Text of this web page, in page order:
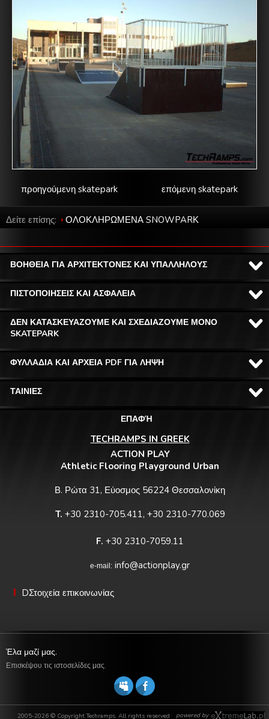
επόμενη skatepark
προηγούμενη skatepark
Δείτε επίσης: ΟΛΟΚΛΗΡΩΜΕΝΑ SNOWPARΚ
ΒΟΗΘΕΙΑ ΓΙΑ ΑΡΧΙΤΕΚΤΟΝΕΣ ΚΑΙ ΥΠΑΛΛΗΛΟΥΣ
ΠΙΣΤΟΠΟΙΗΣΕΙΣ ΚΑΙ ΑΣΦΑΛΕΙΑ
ΔΕΝ ΚΑΤΑΣΚΕΥΑΖΟΥΜΕ ΚΑΙ ΣΧΕΔΙΑΖΟΥΜΕ ΜΟΝΟ
SKATEPARK
ΦΥΛΛΑΔΙΑ ΚΑΙ ΑΡΧΕΙΑ PDF ΓΙΑ ΛΗΨΗ
ΤΑΙΝΙΕΣ
ΕΠΑΦΉ
TECHRAMPS IN GREEK
ACTION PLAY
Athletic Flooring Playground Urban
Β. Ρώτα 31, Εύοσμος 56224 Θεσσαλονίκη
T. +30 2310-705.411, +30 2310-770.069
F. +30 2310-7059.11
e-mail: info@actionplay.gr
DΣτοιχεία επικοινωνίας
Έλα μαζί μας.
Επισκέψου τις ιστοσελίδες μας.
powered by
2005-2026 © Copyright Techramps. All rights reserved